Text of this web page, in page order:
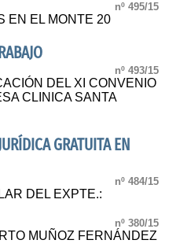
nº 495/15
EN EL MONTE 20
nº 493/15
DEL XI CONVENIO
CLINICA SANTA
GRATUITA EN
nº 484/15
DEL EXPTE.:
nº 380/15
MUÑOZ FERNÁNDEZ